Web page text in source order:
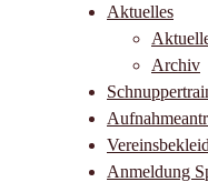
Aktuelles
Archiv
Anmeldung